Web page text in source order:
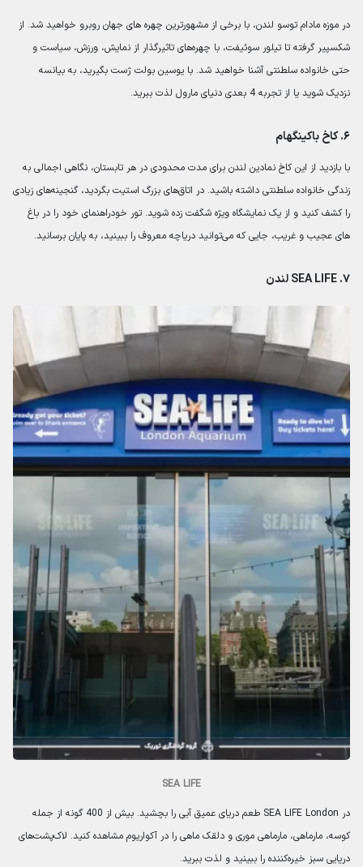
در موزه مادام توسو لندن، با برخی از مشهورترین چهره های جهان روبرو خواهید شد. از
شکسپیر گرفته تا تیلور سوئیفت، با چهره‌های تاثیرگذار از نمایش، ورزش، سیاست و
حتی خانواده سلطنتی آشنا خواهید شد. با یوسین بولت ژست بگیرید، به بیانسه
نزدیک شوید یا از تجربه 4 بعدی دنیای مارول لذت ببرید.
۶. کاخ باکینگهام
با بازدید از این کاخ نمادین لندن برای مدت محدودی در هر تابستان، نگاهی اجمالی به
زندگی خانواده سلطنتی داشته باشید. در اتاق‌های بزرگ استیت بگردید، گنجینه‌های زیادی
را کشف کنید و از یک نمایشگاه ویژه شگفت زده شوید. تور خودراهنمای خود را در باغ
های عجیب و غریب، جایی که می‌توانید دریاچه معروف را ببینید، به پایان برسانید.
۷. SEA LIFE لندن
SEA LIFE
در SEA LIFE London طعم دریای عمیق آبی را بچشید. بیش از 400 گونه از جمله
کوسه، مارماهی، مارماهی موری و دلقک ماهی را در آکواریوم مشاهده کنید. لاک‌پشت‌های
دریایی سبز خیره‌کننده را ببینید و لذت ببرید.